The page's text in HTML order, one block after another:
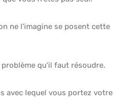
ne l'imagine se posent cette
qu'il faut résoudre.
avec lequel vous portez votre